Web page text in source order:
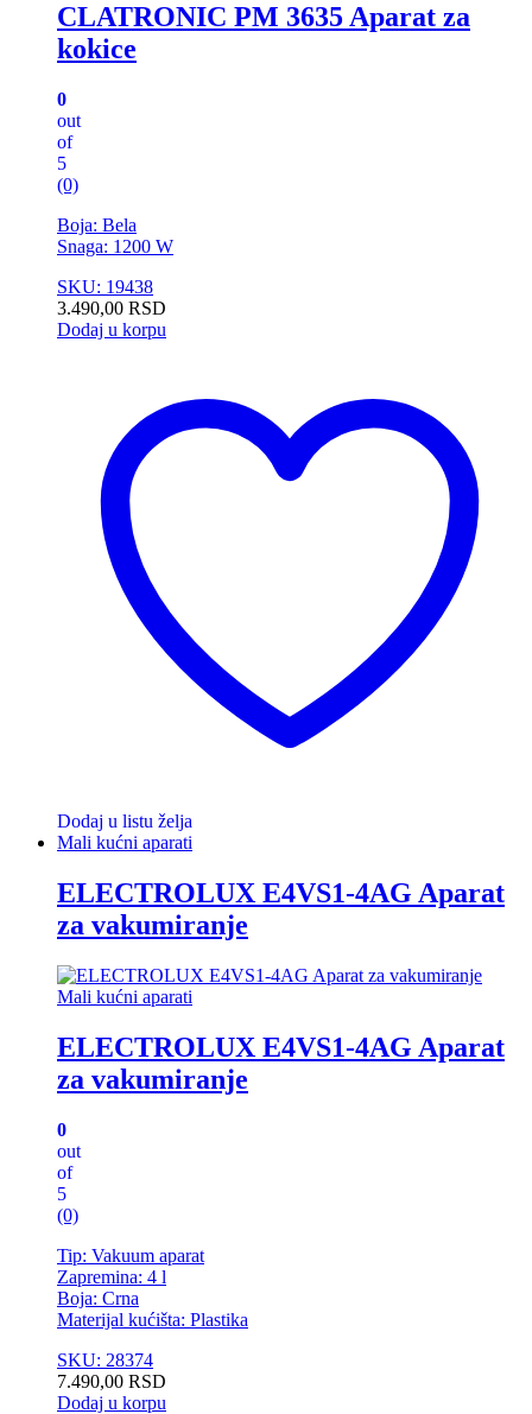
CLATRONIC PM 3635 Aparat za
kokice
0
out
of
5
(0)
Boja: Bela
Snaga: 1200 W
SKU: 19438
3.490,00 RSD
Dodaj u korpu
Dodaj u listu želja
Mali kućni aparati
ELECTROLUX E4VS1-4AG Aparat
za vakumiranje
Mali kućni aparati
ELECTROLUX E4VS1-4AG Aparat
za vakumiranje
0
out
of
5
(0)
Tip: Vakuum aparat
Zapremina: 4 l
Boja: Crna
Materijal kućišta: Plastika
SKU: 28374
7.490,00 RSD
Dodaj u korpu